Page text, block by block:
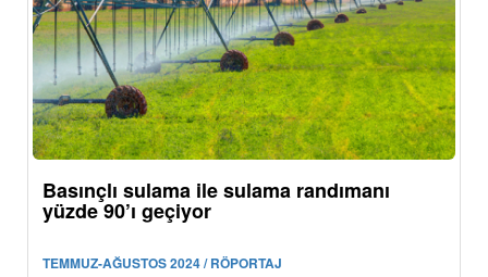
Basınçlı sulama ile sulama randımanı
yüzde 90’ı geçiyor
TEMMUZ-AĞUSTOS 2024 / RÖPORTAJ